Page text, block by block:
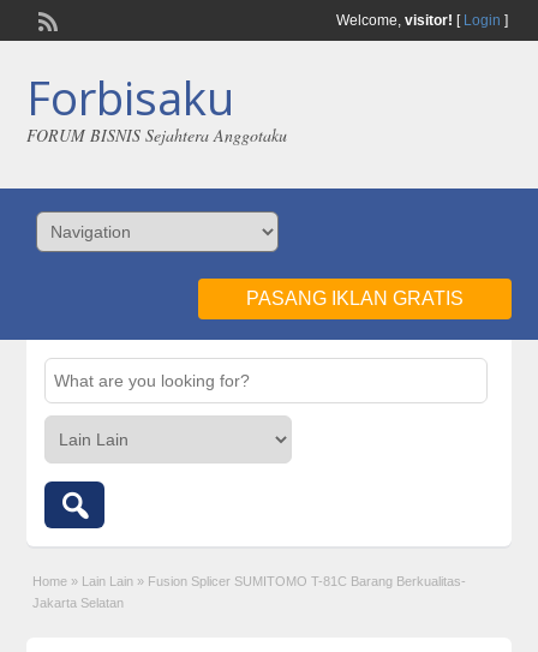
Welcome, visitor! [ Login ]
Forbisaku
FORUM BISNIS Sejahtera Anggotaku
PASANG IKLAN GRATIS
Home » Lain Lain » Fusion Splicer SUMITOMO T-81C Barang Berkualitas-
Jakarta Selatan